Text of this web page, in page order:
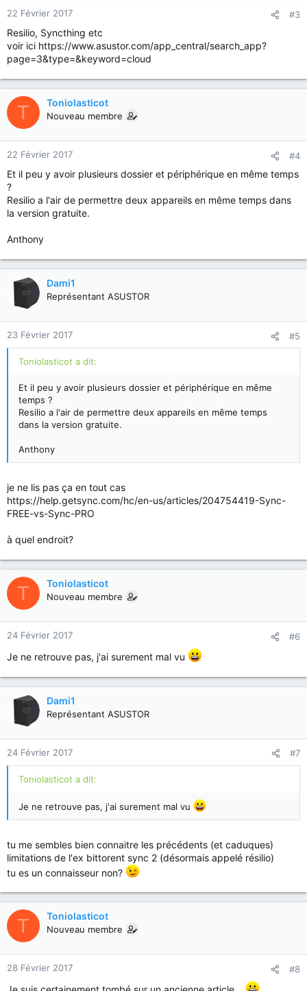
22 Février 2017 #3
Resilio, Syncthing etc
voir ici https://www.asustor.com/app_central/search_app?
page=3&type=&keyword=cloud
T Toniolasticot
Nouveau membre
22 Février 2017 #4
Et il peu y avoir plusieurs dossier et périphérique en même temps
?
Resilio a l'air de permettre deux appareils en même temps dans
la version gratuite.
Anthony
Dami1
Représentant ASUSTOR
23 Février 2017 #5
Toniolasticot a dit:
Et il peu y avoir plusieurs dossier et périphérique en même
temps ?
Resilio a l'air de permettre deux appareils en même temps
dans la version gratuite.
Anthony
je ne lis pas ça en tout cas
https://help.getsync.com/hc/en-us/articles/204754419-Sync-
FREE-vs-Sync-PRO
à quel endroit?
T Toniolasticot
Nouveau membre
24 Février 2017 #6
Je ne retrouve pas, j'ai surement mal vu
Dami1
Représentant ASUSTOR
24 Février 2017 #7
Toniolasticot a dit:
Je ne retrouve pas, j'ai surement mal vu
tu me sembles bien connaitre les précédents (et caduques)
limitations de l'ex bittorent sync 2 (désormais appelé résilio)
tu es un connaisseur non?
T Toniolasticot
Nouveau membre
28 Février 2017 #8